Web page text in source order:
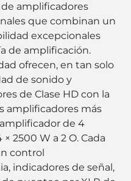
de amplificadores
que combinan un
excepcionales
de amplificación.
ofrecen, en tan solo
de sonido y
de Clase HD con la
amplificadores más
de 4
2500 W a 2 O. Cada
control
indicadores de señal,